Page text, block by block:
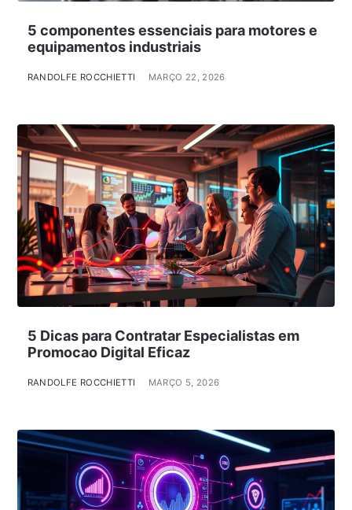
5 componentes essenciais para motores e
equipamentos industriais
RANDOLFE ROCCHIETTI MARÇO 22, 2026
5 Dicas para Contratar Especialistas em
Promocao Digital Eficaz
RANDOLFE ROCCHIETTI MARÇO 5, 2026